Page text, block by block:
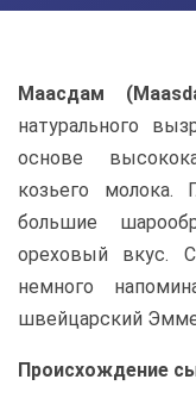
Маасдам
натурального
основе
козьего молока.
большие
ореховый вкус.
немного
швейцарский
Происхождение